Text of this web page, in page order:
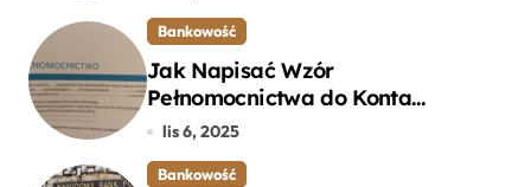
Bankowość
Jak Napisać Wzór
Pełnomocnictwa do Konta
Bankowego – Praktyczny
lis 6, 2025
Bankowość